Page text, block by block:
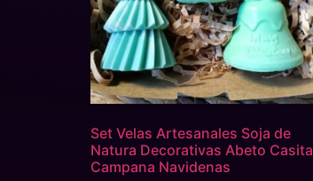
Set Velas Artesanales Soja de
Natura Decorativas Abeto Casita
Campana Navidenas